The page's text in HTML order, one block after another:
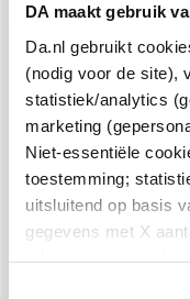
DA maakt gebruik
Da.nl gebruikt
(nodig voor de site),
statistiek/analytics
marketing
Niet-essentiële
toestemming;
uitsluitend op basis
gegevens met X
8.6
Over DA
Klantenservice
Assortiment